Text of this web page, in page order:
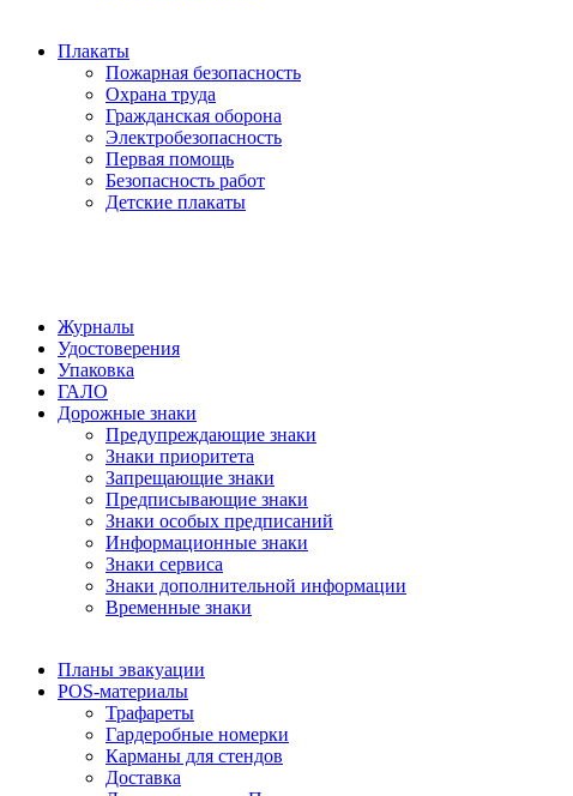
Плакаты
Пожарная безопасность
Охрана труда
Гражданская оборона
Электробезопасность
Первая помощь
Безопасность работ
Детские плакаты
Журналы
Удостоверения
Упаковка
ГАЛО
Дорожные знаки
Предупреждающие знаки
Знаки приоритета
Запрещающие знаки
Предписывающие знаки
Знаки особых предписаний
Информационные знаки
Знаки сервиса
Знаки дополнительной информации
Временные знаки
Планы эвакуации
POS-материалы
Трафареты
Гардеробные номерки
Карманы для стендов
Доставка